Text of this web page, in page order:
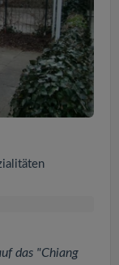
das "Chiang